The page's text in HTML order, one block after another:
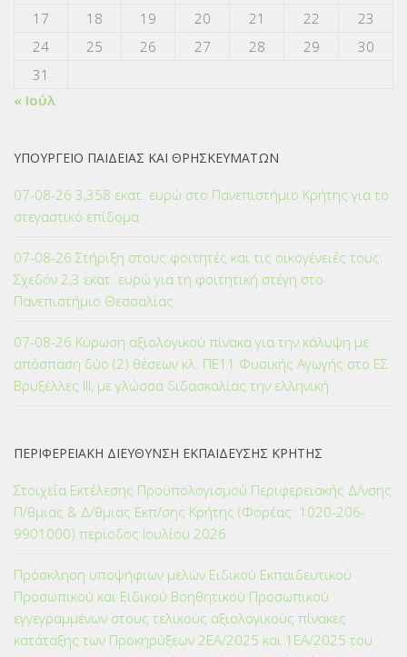
17
18 19 20 21 22
23
24
25 26 27 28 29
30
31
« Ιούλ
ΥΠΟΥΡΓΕΙΟ ΠΑΙΔΕΙΑΣ ΚΑΙ ΘΡΗΣΚΕΥΜΑΤΩΝ
07-08-26 3,358 εκατ. ευρώ στο Πανεπιστήμιο Κρήτης για το
στεγαστικό επίδομα
07-08-26 Στήριξη στους φοιτητές και τις οικογένειές τους:
Σχεδόν 2,3 εκατ. ευρώ για τη φοιτητική στέγη στο
Πανεπιστήμιο Θεσσαλίας
07-08-26 Κύρωση αξιολογικού πίνακα για την κάλυψη με
απόσπαση δύο (2) θέσεων κλ. ΠΕ11 Φυσικής Αγωγής στο ΕΣ
Βρυξέλλες ΙΙΙ, με γλώσσα διδασκαλίας την ελληνική
ΠΕΡΙΦΕΡΕΙΑΚΗ ΔΙΕΥΘΥΝΣΗ ΕΚΠΑΙΔΕΥΣΗΣ ΚΡΗΤΗΣ
Στοιχεία Εκτέλεσης Προϋπολογισμού Περιφερειακής Δ/νσης
Π/θμιας & Δ/θμιας Εκπ/σης Κρήτης (Φορέας: 1020-206-
9901000) περίοδος Ιουλίου 2026
Πρόσκληση υποψήφιων μελών Ειδικού Εκπαιδευτικού
Προσωπικού και Ειδικού Βοηθητικού Προσωπικού
εγγεγραμμένων στους τελικούς αξιολογικούς πίνακες
κατάταξης των Προκηρύξεων 2ΕΑ/2025 και 1ΕΑ/2025 του